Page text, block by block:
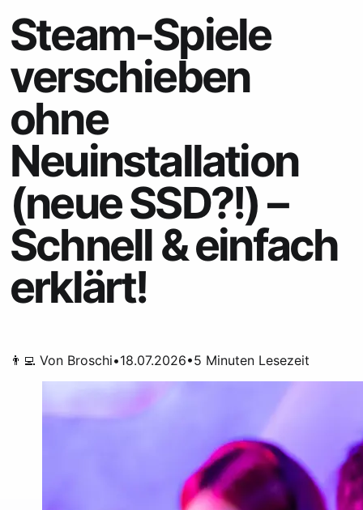
Steam-Spiele
verschieben
ohne
Neuinstallation
(neue SSD?!) –
Schnell & einfach
erklärt!
👨‍💻 Von Broschi•18.07.2026•5 Minuten Lesezeit